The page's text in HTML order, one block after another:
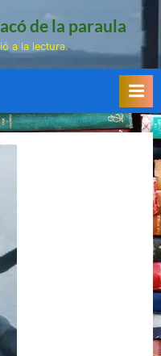
de la paraula
a la lectura.